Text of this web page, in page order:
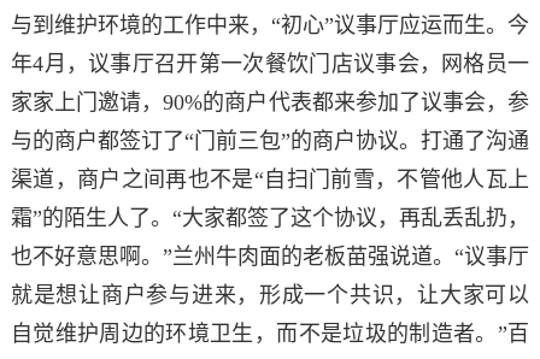
与到维护环境的工作中来，“初心”议事厅应运而生。今
年4月，议事厅召开第一次餐饮门店议事会，网格员一
家家上门邀请，90%的商户代表都来参加了议事会，参
与的商户都签订了“门前三包”的商户协议。打通了沟通
渠道，商户之间再也不是“自扫门前雪，不管他人瓦上
霜”的陌生人了。“大家都签了这个协议，再乱丢乱扔，
也不好意思啊。”兰州牛肉面的老板苗强说道。“议事厅
就是想让商户参与进来，形成一个共识，让大家可以
自觉维护周边的环境卫生，而不是垃圾的制造者。”百